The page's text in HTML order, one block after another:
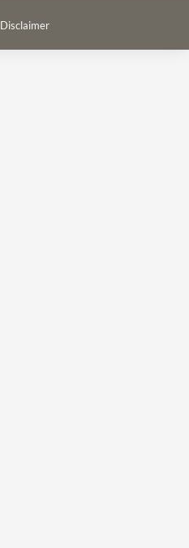
Disclaimer